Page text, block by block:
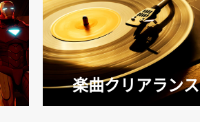
楽曲クリアランス